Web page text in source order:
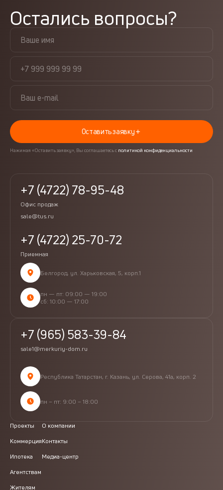
Остались вопросы?
Оставить заявку
Нажимая «Оставить заявку», Вы соглашаетесь с политикой конфиденциальности
+7 (4722) 78-95-48
Офис продаж
+7 (4722) 25-70-72
Приемная
sale@tus.ru
Белгород, ул. Харьковская, 5, корп.1
пн — пт: 09:00 — 19:00
сб: 10:00 — 17:00
+7 (965) 583-39-84
sale1@merkuriy-dom.ru
Республика Татарстан, г. Казань, ул. Серова, 41а, корп. 2
пн – пт: 9:00 – 18:00
Проекты
Коммерция
Ипотека
Агентствам
Жителям
О компании
Контакты
Медиа-центр